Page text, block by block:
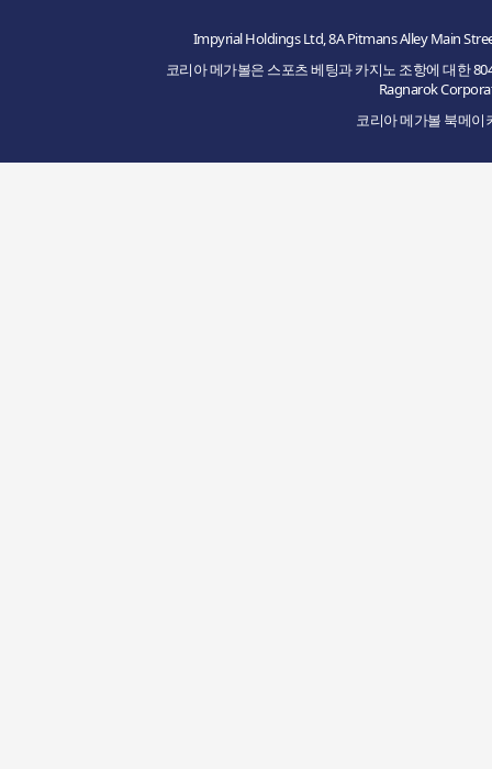
Impyrial Holdings Ltd, 8A Pitmans Alley Main
코리아 메가볼은 스포츠 베팅과 카지노 조항에 대한
Ragnarok
코리아 메가볼 북메이